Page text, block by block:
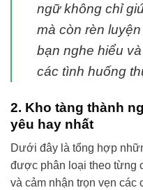
ngữ không chỉ
mà còn rèn
bạn nghe hiểu
các tình huống
2. Kho tàng thành
yêu hay nhất
Dưới đây là tổng hợp
được phân loại theo từng
và cảm nhận trọn vẹn các